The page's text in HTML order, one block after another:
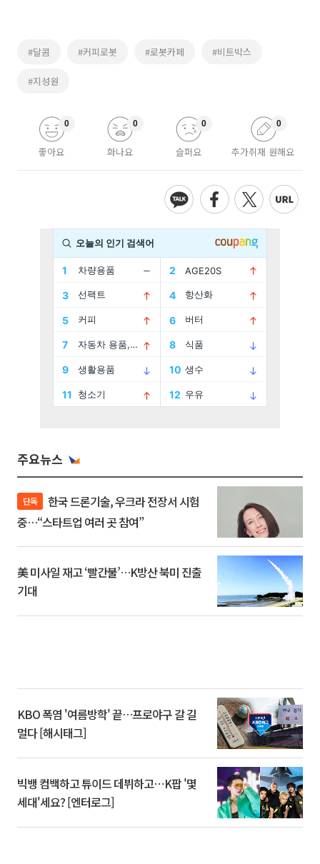
#달콤 #커피로봇 #로봇카페 #비트박스
#지성원
좋아요
0
화나요
0
슬퍼요
0
추가취재 원해요
0
주요뉴스
단독
중…“스타트업 여러 곳 참여”
美 미사일 재고 ‘빨간불’…K방산 북미 진출
기대
KBO 폭염 '여름방학' 끝…프로야구 갈 길
멀다 [해시태그]
빅뱅 컴백하고 튜이드 데뷔하고⋯K팝 '몇
세대'세요? [엔터로그]